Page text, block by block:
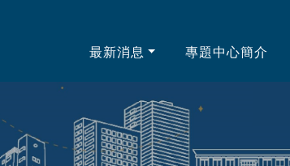
最新消息 專題中心簡介